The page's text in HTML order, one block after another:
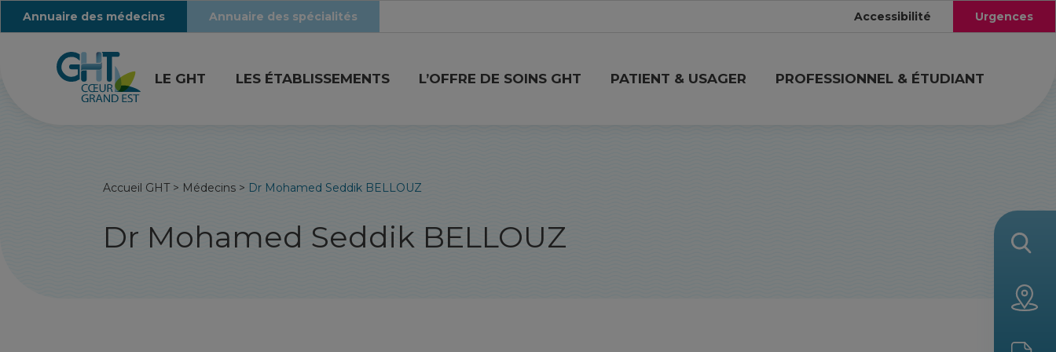
Annuaire des médecins Annuaire des spécialités Accessibilité Urgences
LE GHT LES ÉTABLISSEMENTS L’OFFRE DE SOINS GHT PATIENT & USAGER PROFESSIONNEL & ÉTUDIANT
Accueil GHT> Médecins > Dr Mohamed Seddik BELLOUZ
Dr Mohamed Seddik BELLOUZ